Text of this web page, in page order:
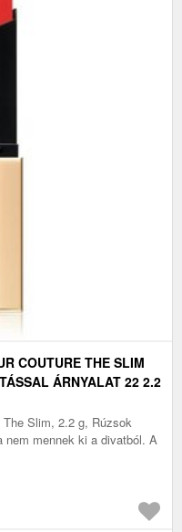
COUTURE THE SLIM
ÁRNYALAT 22 2.2
Slim, 2.2 g, Rúzsok
nem mennek ki a divatból. A